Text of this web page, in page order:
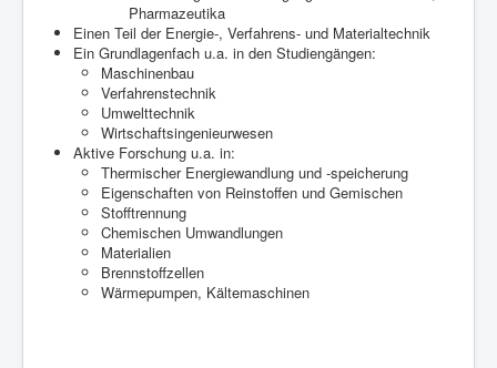
Pharmazeutika
Einen Teil der Energie-, Verfahrens- und Materialtechnik
Ein Grundlagenfach u.a. in den Studiengängen:
Maschinenbau
Verfahrenstechnik
Umwelttechnik
Wirtschaftsingenieurwesen
Aktive Forschung u.a. in:
Thermischer Energiewandlung und -speicherung
Eigenschaften von Reinstoffen und Gemischen
Stofftrennung
Chemischen Umwandlungen
Materialien
Brennstoffzellen
Wärmepumpen, Kältemaschinen